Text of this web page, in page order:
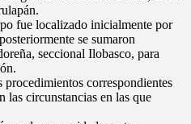
fue localizado inicialmente por
se sumaron
seccional Ilobasco, para
correspondientes
las circunstancias en las que